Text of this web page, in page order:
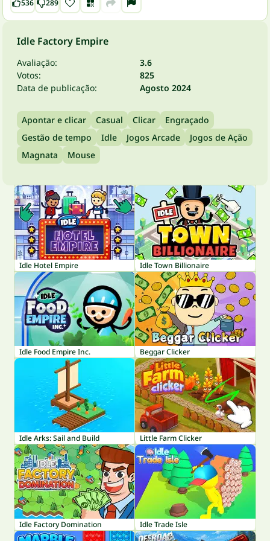
536 289
Idle Factory Empire
Avaliação:
3.6
Votos:
825
Data de publicação:
Agosto 2024
Apontar e clicar Casual Clicar
Engraçado
Gestão de tempo
Idle Jogos Arcade
Jogos de Ação
Magnata
Mouse
Idle Hotel Empire Idle Town Billionaire
Idle Food Empire Inc. Beggar Clicker
Idle Arks: Sail and Build Little Farm Clicker
Idle Factory Domination Idle Trade Isle